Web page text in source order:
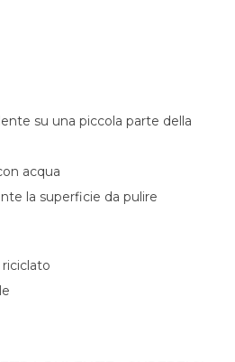
su una piccola parte della
acqua
la superficie da pulire